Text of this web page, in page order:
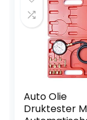
Auto Olie
Druktester